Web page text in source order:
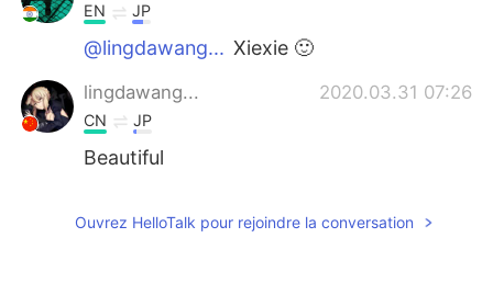
EN JP
@lingdawang... Xiexie 🙂
lingdawang... 2020.03.31 07:26
CN JP
Beautiful
Ouvrez HelloTalk pour rejoindre la conversation